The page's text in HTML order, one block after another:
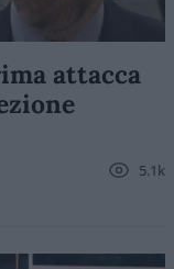
attacca
5.1k